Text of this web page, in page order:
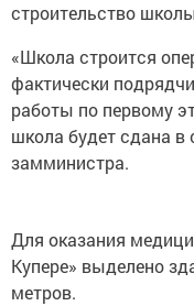
строительство
«Школа строится
фактически
работы по первому
школа будет сдана в
замминистра.
Для оказания
Купере» выделено
метров.